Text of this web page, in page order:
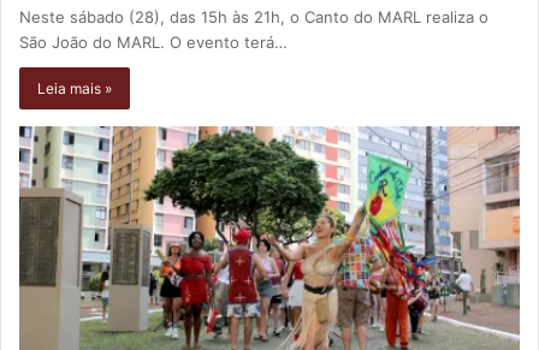
Neste sábado (28), das 15h às 21h, o Canto do MARL realiza o
São João do MARL. O evento terá…
Leia mais »